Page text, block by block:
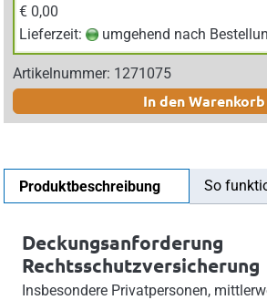
€ 0,00
Lieferzeit:
umgehend nach
Artikelnummer: 1271075
In den Warenkorb
Produktbeschreibung So
Deckungsanforderung
Rechtsschutzversicherung
Insbesondere Privatpersonen,